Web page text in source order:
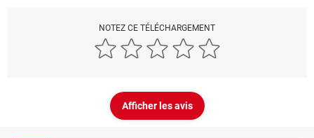
NOTEZ CE TÉLÉCHARGEMENT
Afficher les avis